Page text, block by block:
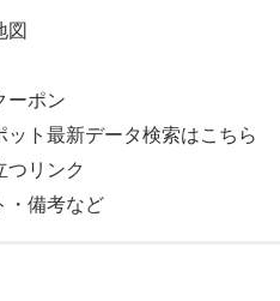
図
ーポン
ット最新データ検索はこちら
つリンク
・備考など